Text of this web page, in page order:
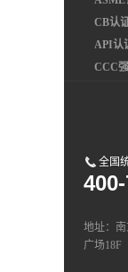
CB认
API认
CCC
全国
地址：
广场18F